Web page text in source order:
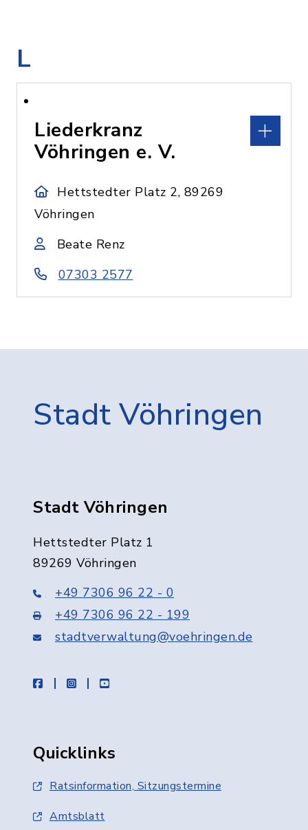
L
Liederkranz
Vöhringen e. V.
Hettstedter Platz 2, 89269
Vöhringen
Beate Renz
07303 2577
Stadt Vöhringen
Stadt Vöhringen
Hettstedter Platz 1
89269 Vöhringen
+49 7306 96 22 - 0
+49 7306 96 22 - 199
stadtverwaltung@voehringen.de
facebookinstagramyoutube
Quicklinks
Ratsinformation, Sitzungstermine
Amtsblatt